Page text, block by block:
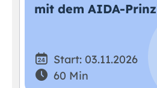
mit dem AIDA-
Start: 03.11.2026
60 Min